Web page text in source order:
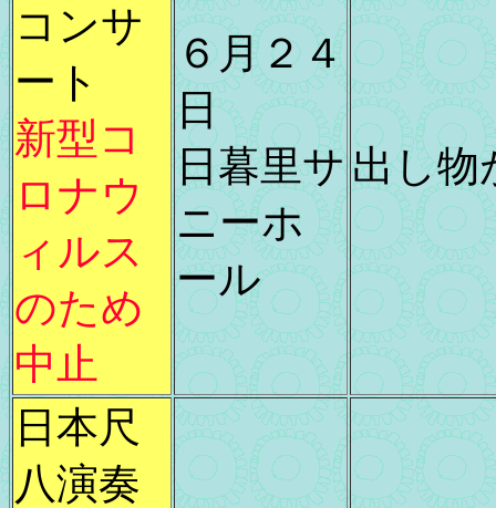
コンサ
ート
新型コ
ロナウ
ィルス
のため
中止
６月２４
日
日暮里サ
ニーホ
ール
出し物
日本尺
八演奏